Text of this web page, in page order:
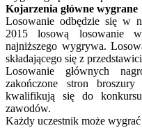
Kojarzenia główne wygrane
Losowanie odbędzie się w
2015 losową losowanie
najniższego wygrywa.
składającego się z
Losowanie głównych
zakończone stron
kwalifikują się do
zawodów.
Każdy uczestnik może